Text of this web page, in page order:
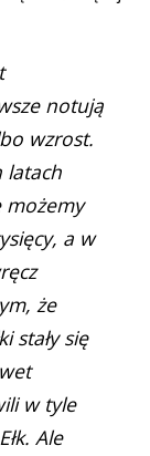
notują
wzrost.
latach
możemy
a w
że
stały się
w tyle
Ale